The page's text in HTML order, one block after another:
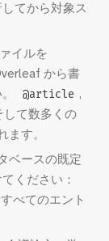
てから対象ス
イルを
から書
@article ,
して数多くの
す。
ベースの既定
ください：
べてのエント